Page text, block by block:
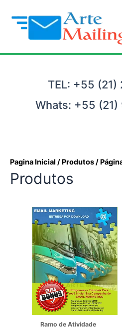
para
conteúdo
TEL: +55 (21)
Whats: +55
Pagina Inicial / Produtos/
Produtos
Ramo de Atividade